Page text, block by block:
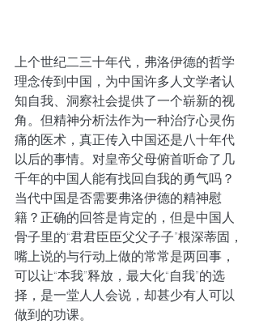
上个世纪二三十年代，弗洛伊德的哲学
理念传到中国，为中国许多人文学者认
知自我、洞察社会提供了一个崭新的视
角。但精神分析法作为一种治疗心灵伤
痛的医术，真正传入中国还是八十年代
以后的事情。对皇帝父母俯首听命了几
千年的中国人能有找回自我的勇气吗？
当代中国是否需要弗洛伊德的精神慰
籍？正确的回答是肯定的，但是中国人
骨子里的“君君臣臣父父子子”根深蒂固，
嘴上说的与行动上做的常常是两回事，
可以让“本我”释放，最大化“自我”的选
择，是一堂人人会说，却甚少有人可以
做到的功课。